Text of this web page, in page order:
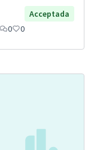
Acceptada
0 0